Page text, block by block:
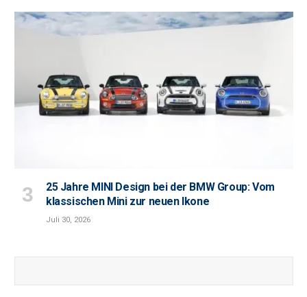
25 Jahre MINI Design bei der BMW Group: Vom
klassischen Mini zur neuen Ikone
Juli 30, 2026